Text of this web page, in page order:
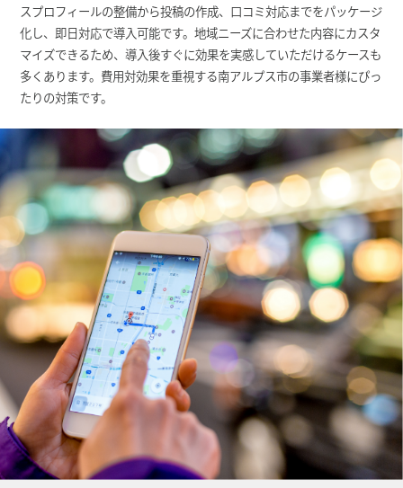
スプロフィールの整備から投稿の作成、口コミ対応までをパッケージ
化し、即日対応で導入可能です。地域ニーズに合わせた内容にカスタ
マイズできるため、導入後すぐに効果を実感していただけるケースも
多くあります。費用対効果を重視する南アルプス市の事業者様にぴっ
たりの対策です。